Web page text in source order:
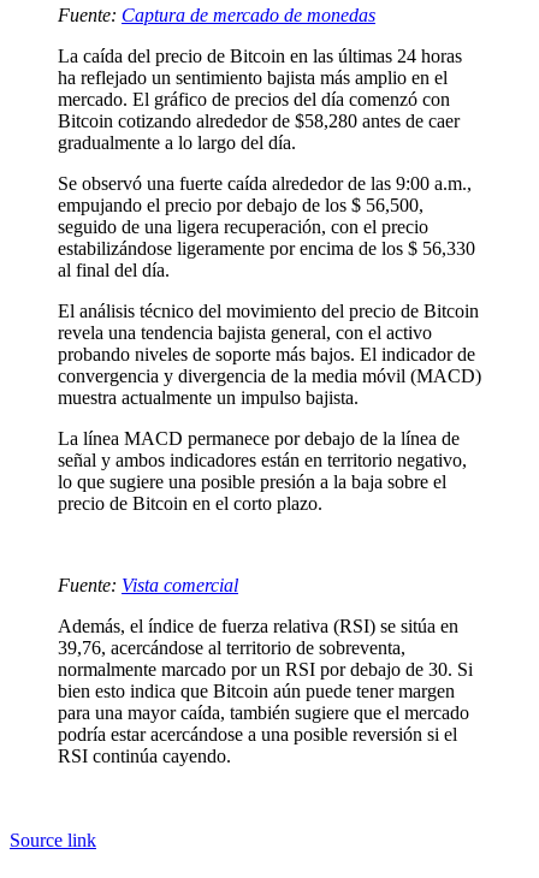
Fuente: Captura de mercado de monedas
La caída del precio de Bitcoin en las últimas 24 horas
ha reflejado un sentimiento bajista más amplio en el
mercado. El gráfico de precios del día comenzó con
Bitcoin cotizando alrededor de $58,280 antes de caer
gradualmente a lo largo del día.
Se observó una fuerte caída alrededor de las 9:00 a.m.,
empujando el precio por debajo de los $ 56,500,
seguido de una ligera recuperación, con el precio
estabilizándose ligeramente por encima de los $ 56,330
al final del día.
El análisis técnico del movimiento del precio de Bitcoin
revela una tendencia bajista general, con el activo
probando niveles de soporte más bajos. El indicador de
convergencia y divergencia de la media móvil (MACD)
muestra actualmente un impulso bajista.
La línea MACD permanece por debajo de la línea de
señal y ambos indicadores están en territorio negativo,
lo que sugiere una posible presión a la baja sobre el
precio de Bitcoin en el corto plazo.
Fuente: Vista comercial
Además, el índice de fuerza relativa (RSI) se sitúa en
39,76, acercándose al territorio de sobreventa,
normalmente marcado por un RSI por debajo de 30. Si
bien esto indica que Bitcoin aún puede tener margen
para una mayor caída, también sugiere que el mercado
podría estar acercándose a una posible reversión si el
RSI continúa cayendo.
Source link